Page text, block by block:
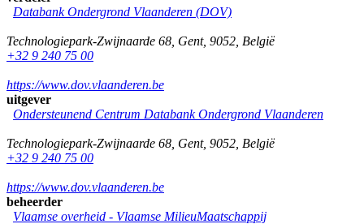
Databank Ondergrond Vlaanderen (DOV)
Technologiepark-Zwijnaarde 68 Gent, 9052 België
+32 9 240 75 00
https://www.dov.vlaanderen.be
uitgever
Ondersteunend Centrum Databank Ondergrond Vlaanderen
Technologiepark-Zwijnaarde 68 Gent, 9052 België
+32 9 240 75 00
https://www.dov.vlaanderen.be
beheerder
Vlaamse overheid - Vlaamse MilieuMaatschappij